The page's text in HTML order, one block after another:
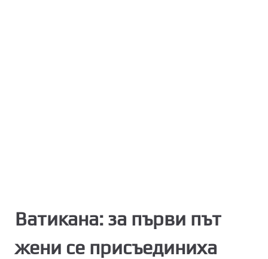
Ватикана: за първи път
жени се присъединиха